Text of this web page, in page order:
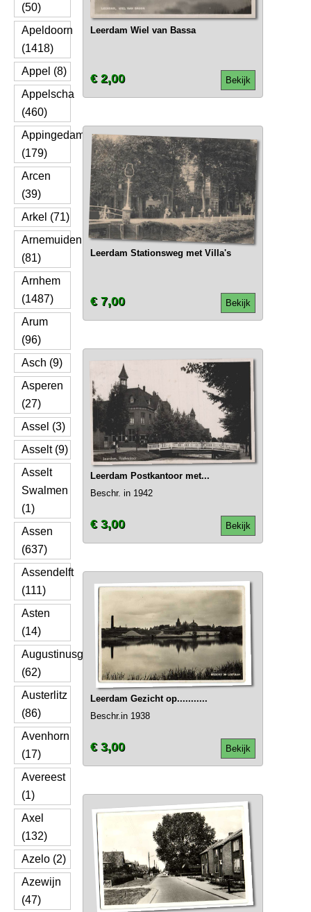
(50)
Apeldoorn
(1418)
Appel (8)
Appelscha
(460)
Appingedam
(179)
Arcen
(39)
Arkel (71)
Arnemuiden
(81)
Arnhem
(1487)
Arum
(96)
Asch (9)
Asperen
(27)
Assel (3)
Asselt (9)
Asselt
Swalmen
(1)
Assen
(637)
Assendelft
(111)
Asten
(14)
Augustinusga
(62)
Austerlitz
(86)
Avenhorn
(17)
Avereest
(1)
Axel
(132)
Azelo (2)
Azewijn
(47)
Leerdam Wiel van Bassa
Bekijk
€ 2,00
Leerdam Stationsweg met Villa's
Bekijk
€ 7,00
Leerdam Postkantoor met...
Beschr. in 1942
Bekijk
€ 3,00
Leerdam Gezicht op...........
Beschr.in 1938
Bekijk
€ 3,00